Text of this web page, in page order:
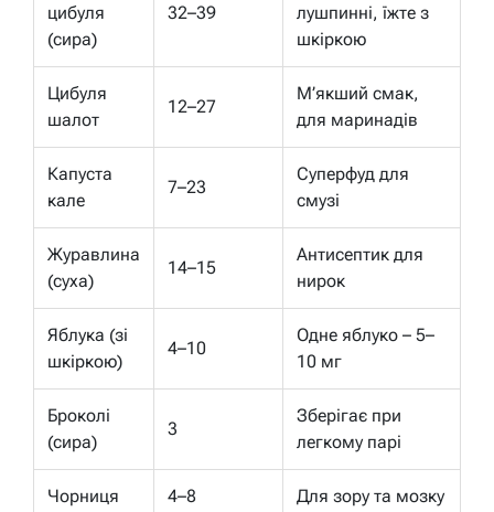
цибуля
(сира)
32–39
лушпинні, їжте з
шкіркою
Цибуля
шалот
12–27
М’якший смак,
для маринадів
Капуста
кале
7–23
Суперфуд для
смузі
Журавлина
(суха)
14–15
Антисептик для
нирок
Яблука (зі
шкіркою)
4–10
Одне яблуко – 5–
10 мг
Броколі
(сира)
3
Зберігає при
легкому парі
Чорниця 4–8 Для зору та мозку